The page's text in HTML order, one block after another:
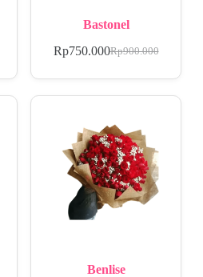
Bastonel
Rp900.000
Rp750.000
Benlise